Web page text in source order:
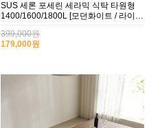
SUS 세론 포세린 세라믹 식탁 타원형
1400/1600/1800L [모던화이트 / 라이트
399,000원
179,000원